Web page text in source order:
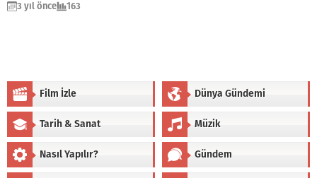
3 yıl önce 163
Film İzle Dünya Gündemi
Tarih & Sanat Müzik
Nasıl Yapılır? Gündem